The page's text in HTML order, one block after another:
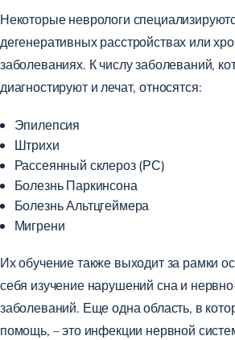
Некоторые неврологи
дегенеративных расстройствах или
заболеваниях. К числу заболеваний,
диагностируют и лечат, относятся:
Эпилепсия
Штрихи
Рассеянный склероз (РС)
Болезнь Паркинсона
Болезнь Альтцгеймера
Мигрени
Их обучение также выходит за рамки
себя изучение нарушений сна и
заболеваний. Еще одна область, в
помощь, – это инфекции нервной